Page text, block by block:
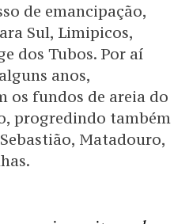
de emancipação,
Sul, Limipicos,
dos Tubos. Por aí
anos,
os fundos de areia do
progredindo também
Matadouro,